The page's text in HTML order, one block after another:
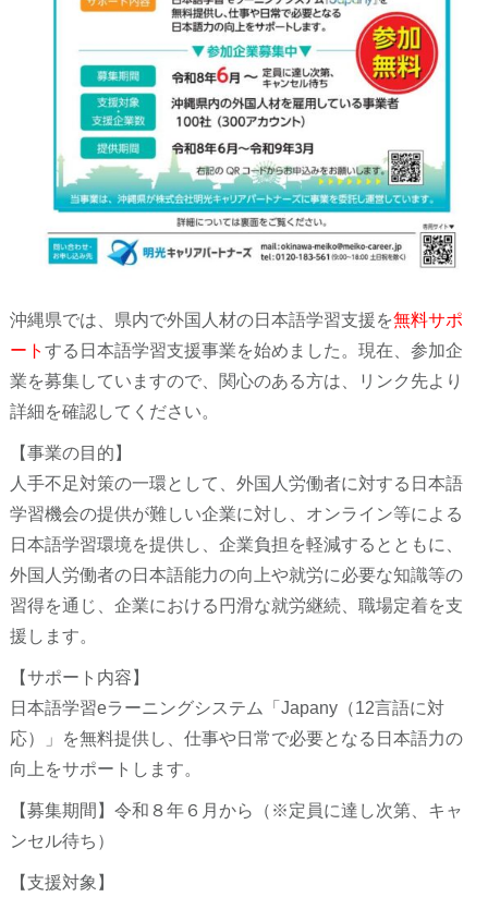
沖縄県では、県内で外国人材の日本語学習支援を無料サポ
ート する日本語学習支援事業を始めました。現在、参加企
業を募集していますので、関心のある方は、リンク先より
詳細を確認してください。
【事業の目的】
人手不足対策の一環として、外国人労働者に対する日本語
学習機会の提供が難しい企業に対し、オンライン等による
日本語学習環境を提供し、企業負担を軽減するとともに、
外国人労働者の日本語能力の向上や就労に必要な知識等の
習得を通じ、企業における円滑な就労継続、職場定着を支
援します。
【サポート内容】
日本語学習eラーニングシステム「Japany（12言語に対
応）」を無料提供し、仕事や日常で必要となる日本語力の
向上をサポートします。
【募集期間】令和８年６月から（※定員に達し次第、キャ
ンセル待ち）
【支援対象】